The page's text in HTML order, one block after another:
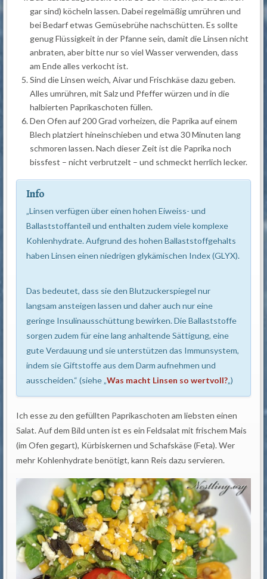
gar sind) köcheln lassen. Dabei regelmäßig umrühren und
bei Bedarf etwas Gemüsebrühe nachschütten. Es sollte
genug Flüssigkeit in der Pfanne sein, damit die Linsen nicht
anbraten, aber bitte nur so viel Wasser verwenden, dass
am Ende alles verkocht ist.
Sind die Linsen weich, Aivar und Frischkäse dazu geben.
Alles umrühren, mit Salz und Pfeffer würzen und in die
halbierten Paprikaschoten füllen.
Den Ofen auf 200 Grad vorheizen, die Paprika auf einem
Blech platziert hineinschieben und etwa 30 Minuten lang
schmoren lassen. Nach dieser Zeit ist die Paprika noch
bissfest – nicht verbrutzelt – und schmeckt herrlich lecker.
Info
„Linsen verfügen über einen hohen Eiweiss- und
Ballaststoffanteil und enthalten zudem viele komplexe
Kohlenhydrate. Aufgrund des hohen Ballaststoffgehalts
haben Linsen einen niedrigen glykämischen Index (GLYX).
Das bedeutet, dass sie den Blutzuckerspiegel nur
langsam ansteigen lassen und daher auch nur eine
geringe Insulinausschüttung bewirken. Die Ballaststoffe
sorgen zudem für eine lang anhaltende Sättigung, eine
gute Verdauung und sie unterstützen das Immunsystem,
indem sie Giftstoffe aus dem Darm aufnehmen und
ausscheiden.“ (siehe „Was macht Linsen so wertvoll?„)
Ich esse zu den gefüllten Paprikaschoten am liebsten einen
Salat. Auf dem Bild unten ist es ein Feldsalat mit frischem Mais
(im Ofen gegart), Kürbiskernen und Schafskäse (Feta). Wer
mehr Kohlenhydrate benötigt, kann Reis dazu servieren.